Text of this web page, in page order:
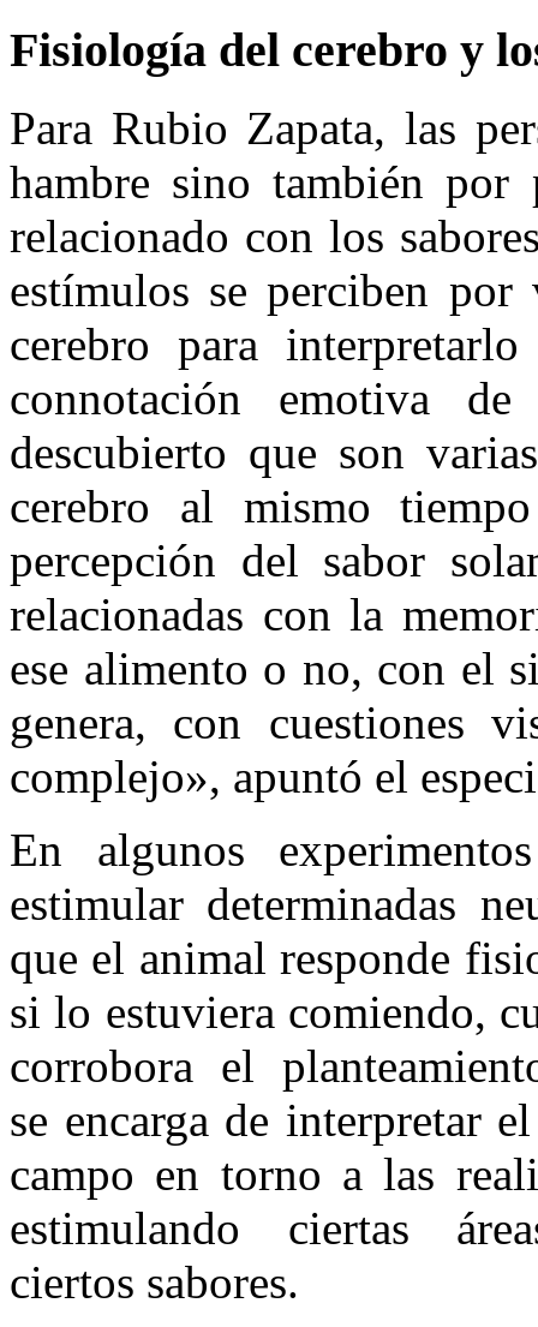
Fisiología del cerebro y
Para Rubio Zapata, las
hambre sino también por
relacionado con los
estímulos se perciben
cerebro para
connotación emotiva
descubierto que son
cerebro al mismo
percepción del sabor
relacionadas con la
ese alimento o no, con el
genera, con cuestiones
complejo», apuntó el
En algunos
estimular determinadas
que el animal responde
si lo estuviera comiendo,
corrobora el
se encarga de interpretar
campo en torno a las
estimulando ciertas
ciertos sabores.